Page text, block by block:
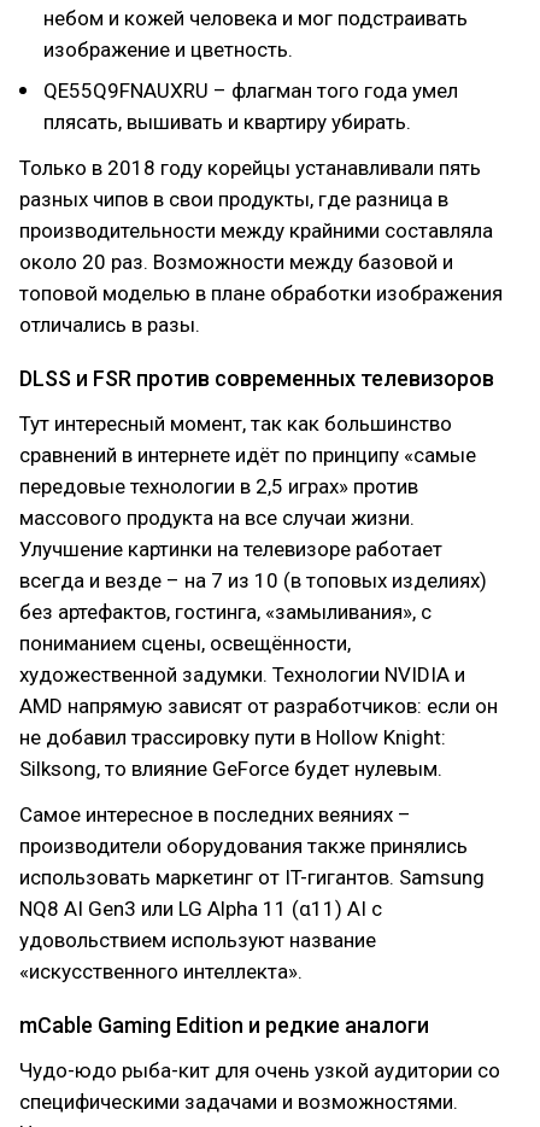
небом и кожей человека и мог подстраивать
изображение и цветность.
QE55Q9FNAUXRU – флагман того года умел
плясать, вышивать и квартиру убирать.
Только в 2018 году корейцы устанавливали пять
разных чипов в свои продукты, где разница в
производительности между крайними составляла
около 20 раз. Возможности между базовой и
топовой моделью в плане обработки изображения
отличались в разы.
DLSS и FSR против современных телевизоров
Тут интересный момент, так как большинство
сравнений в интернете идёт по принципу «самые
передовые технологии в 2,5 играх» против
массового продукта на все случаи жизни.
Улучшение картинки на телевизоре работает
всегда и везде – на 7 из 10 (в топовых изделиях)
без артефактов, гостинга, «замыливания», с
пониманием сцены, освещённости,
художественной задумки. Технологии NVIDIA и
AMD напрямую зависят от разработчиков: если он
не добавил трассировку пути в Hollow Knight:
Silksong, то влияние GeForce будет нулевым.
Самое интересное в последних веяниях –
производители оборудования также принялись
использовать маркетинг от IT-гигантов. Samsung
NQ8 AI Gen3 или LG Alpha 11 (α11) AI с
удовольствием используют название
«искусственного интеллекта».
mCable Gaming Edition и редкие аналоги
Чудо-юдо рыба-кит для очень узкой аудитории со
специфическими задачами и возможностями.